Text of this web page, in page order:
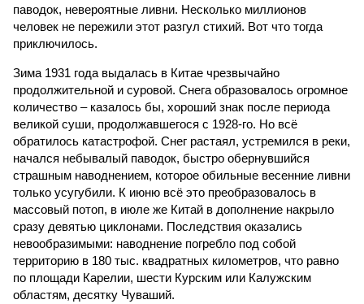
паводок, невероятные ливни. Несколько миллионов
человек не пережили этот разгул стихий. Вот что тогда
приключилось.
Зима 1931 года выдалась в Китае чрезвычайно
продолжительной и суровой. Снега образовалось огромное
количество – казалось бы, хороший знак после периода
великой суши, продолжавшегося с 1928-го. Но всё
обратилось катастрофой. Снег растаял, устремился в реки,
начался небывалый паводок, быстро обернувшийся
страшным наводнением, которое обильные весенние ливни
только усугубили. К июню всё это преобразовалось в
массовый потоп, в июле же Китай в дополнение накрыло
сразу девятью циклонами. Последствия оказались
невообразимыми: наводнение погребло под собой
территорию в 180 тыс. квадратных километров, что равно
по площади Карелии, шести Курским или Калужским
областям, десятку Чуваший.